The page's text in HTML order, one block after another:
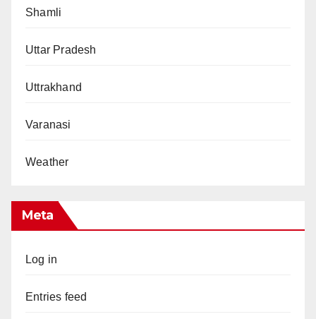
Shamli
Uttar Pradesh
Uttrakhand
Varanasi
Weather
Meta
Log in
Entries feed